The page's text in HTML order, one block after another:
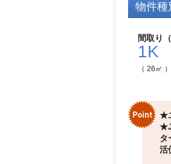
物件種
間取り
1K
（ 26㎡ ）
★
タ
活